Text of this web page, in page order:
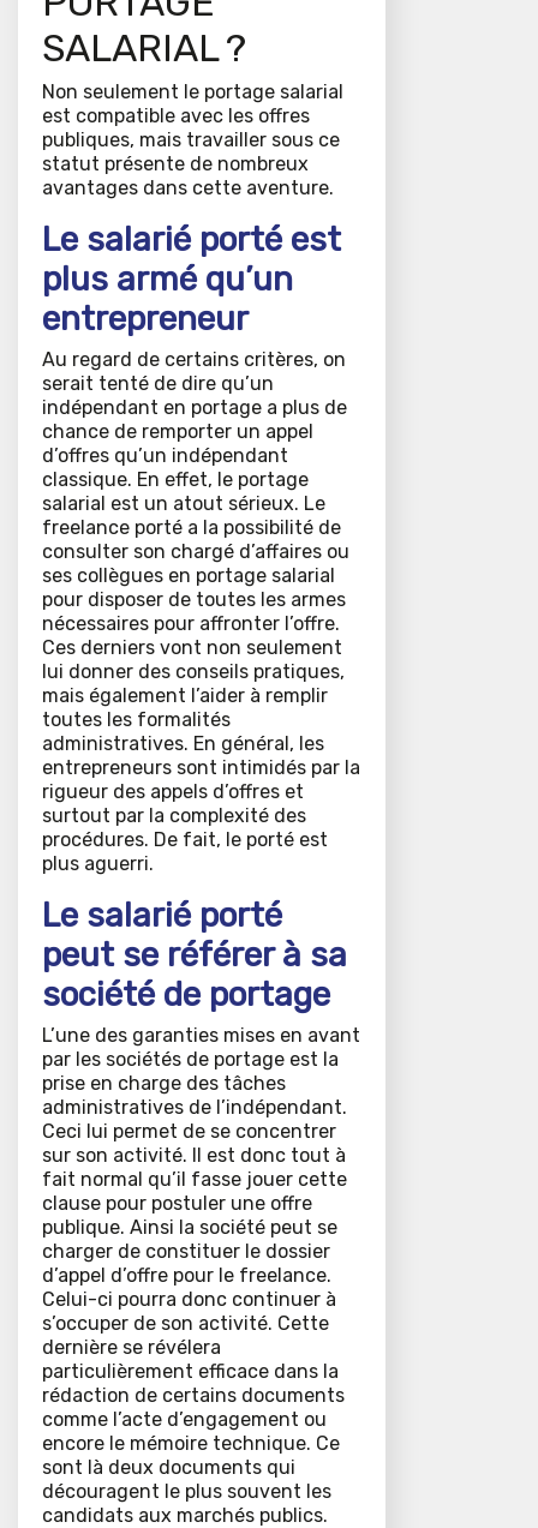
SALARIAL ?
Non seulement le portage salarial
est compatible avec les offres
publiques, mais travailler sous ce
statut présente de nombreux
avantages dans cette aventure.
Le salarié porté est
plus armé qu’un
entrepreneur
Au regard de certains critères, on
serait tenté de dire qu’un
indépendant en portage a plus de
chance de remporter un appel
d’offres qu’un indépendant
classique. En effet, le portage
salarial est un atout sérieux. Le
freelance porté a la possibilité de
consulter son chargé d’affaires ou
ses collègues en portage salarial
pour disposer de toutes les armes
nécessaires pour affronter l’offre.
Ces derniers vont non seulement
lui donner des conseils pratiques,
mais également l’aider à remplir
toutes les formalités
administratives. En général, les
entrepreneurs sont intimidés par la
rigueur des appels d’offres et
surtout par la complexité des
procédures. De fait, le porté est
plus aguerri.
Le salarié porté
peut se référer à sa
société de portage
L’une des garanties mises en avant
par les sociétés de portage est la
prise en charge des tâches
administratives de l’indépendant.
Ceci lui permet de se concentrer
sur son activité. Il est donc tout à
fait normal qu’il fasse jouer cette
clause pour postuler une offre
publique. Ainsi la société peut se
charger de constituer le dossier
d’appel d’offre pour le freelance.
Celui-ci pourra donc continuer à
s’occuper de son activité. Cette
dernière se révélera
particulièrement efficace dans la
rédaction de certains documents
comme l’acte d’engagement ou
encore le mémoire technique. Ce
sont là deux documents qui
découragent le plus souvent les
candidats aux marchés publics.